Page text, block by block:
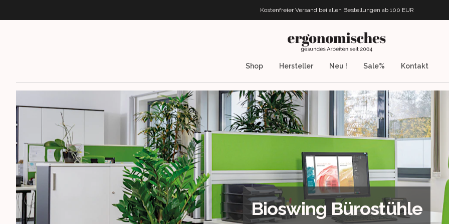
Kostenfreier Versand bei allen Bestellungen ab 100 EUR
ergonomisches.de
Shop Hersteller Neu ! Sale% Kontakt
Bioswing Bürostühle